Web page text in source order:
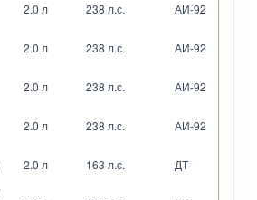
2.0 л 238 л.с. АИ-92
2.0 л 238 л.с. АИ-92
2.0 л 238 л.с. АИ-92
2.0 л 238 л.с. АИ-92
2.0 л 163 л.с. ДТ